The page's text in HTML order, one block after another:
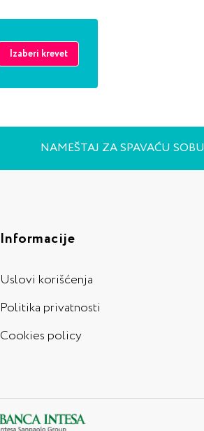
Izaberi krevet
NAMEŠTAJ ZA SPAVAĆU SOBU
Informacije
Uslovi korišćenja
Politika privatnosti
Cookies policy